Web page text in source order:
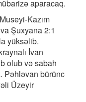
aparacaq.
Kazım
Şuxyana 2:1
yüksəlib.
İvan
olub və sabah
Pəhləvan bürünc
Üzeyir